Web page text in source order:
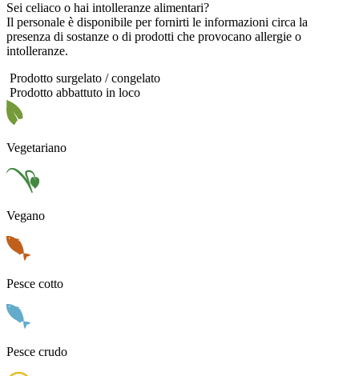
Sei celiaco o hai intolleranze alimentari?
Il personale è disponibile per fornirti le informazioni circa la
presenza di sostanze o di prodotti che provocano allergie o
intolleranze.
Prodotto surgelato / congelato
Prodotto abbattuto in loco
Vegetariano
Vegano
Pesce cotto
Pesce crudo